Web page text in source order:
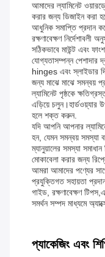
আমাদের ল্যামিনেট
করার জন্য ডিজাইন করা
আধুনিক সমাপ্তি প্রদান
রক্ষণাবেক্ষণ নির্দেশাবলী
সঠিকভাবে মাউন্ট এবং
যোগ্যতাসম্পন্ন পেশাদার
hinges এবং স্লাইডার
জন্য মাঝে মাঝে সমন্বয়
ল্যামিনেট পৃষ্ঠকে
এড়িয়ে চলুন।হার্ডওয়্যার
হলে শক্ত করুন.
যদি আপনি আপনার
হন, যেমন সমন্বয় সমস্যা
ম্যানুয়ালের সমস্যা
মোকাবেলা করার জন্য
আমরা আমাদের পণ্যের
প্রযুক্তিগত সহায়তা
গাইড, রক্ষণাবেক্ষণ
সমর্থন সম্পদ মাধ্যমে
প্যাকেজিং এবং